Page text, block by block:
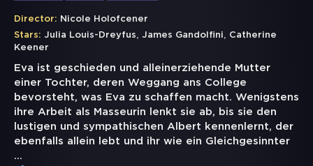
Director: Nicole Holofcener
Stars: Julia Louis-Dreyfus, James Gandolfini, Catherine
Keener
Eva ist geschieden und alleinerziehende Mutter
einer Tochter, deren Weggang ans College
bevorsteht, was Eva zu schaffen macht. Wenigstens
ihre Arbeit als Masseurin lenkt sie ab, bis sie den
lustigen und sympathischen Albert kennenlernt, der
ebenfalls allein lebt und ihr wie ein Gleichgesinnter
...